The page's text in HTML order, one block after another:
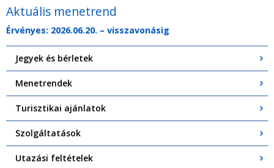
Aktuális menetrend
Érvényes: 2026.06.20. – visszavonásig
Jegyek és bérletek
Menetrendek
Turisztikai ajánlatok
Szolgáltatások
Utazási feltételek